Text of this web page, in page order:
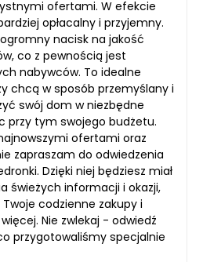
ofertami. W efekcie
opłacalny i przyjemny.
ogromny nacisk na jakość
co z pewnością jest
nabywców. To idealne
chcą w sposób przemyślany i
swój dom w niezbędne
przy tym swojego budżetu.
ofertami oraz
zapraszam do odwiedzenia
Dzięki niej będziesz miał
świeżych informacji i okazji,
codzienne zakupy i
Nie zwlekaj - odwiedź
przygotowaliśmy specjalnie